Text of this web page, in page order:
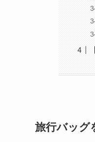
旅行バッグ